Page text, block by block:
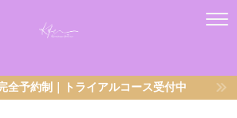
全予約制｜トライアルコース受付中